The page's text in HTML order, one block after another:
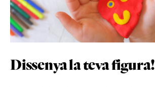
Dissenya la teva figura!